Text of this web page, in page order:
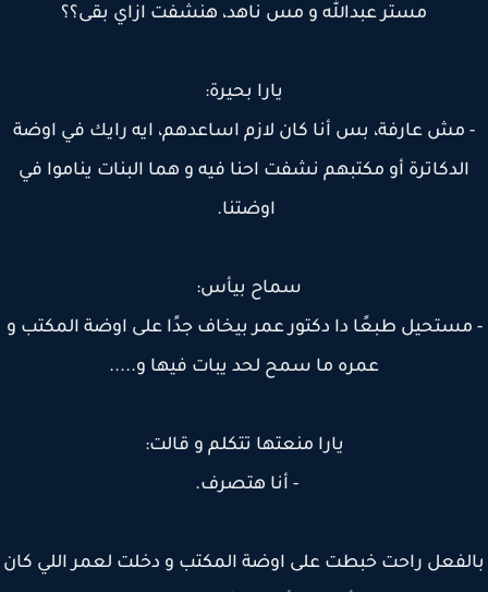
مستر عبدالله و مس ناهد، هنشفت ازاي بقى؟؟
يارا بحيرة:
مش عارفة، بس أنا كان لازم اساعدهم، ايه رايك في اوضة
الدكاترة أو مكتبهم نشفت احنا فيه و هما البنات يناموا في
اوضتنا.
سماح بيأس:
طبعًا دا دكتور عمر بيخاف جدًا على اوضة المكتب و
عمره ما سمح لحد يبات فيها و.....
يارا منعتها تتكلم و قالت:
- أنا هتصرف.
راحت خبطت على اوضة المكتب و دخلت لعمر اللي كان